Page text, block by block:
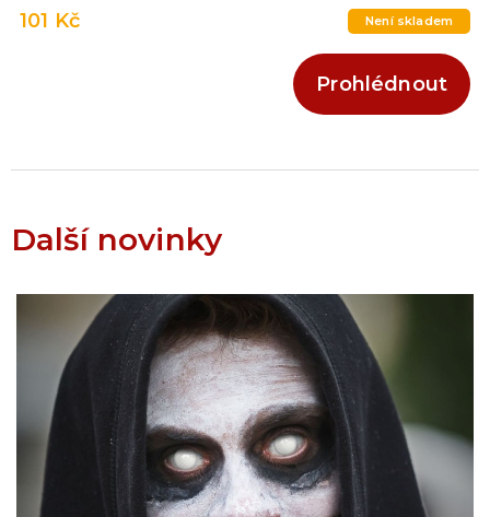
101 Kč Není skladem
Prohlédnout
Další novinky